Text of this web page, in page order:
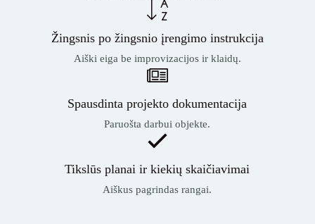
Žingsnis po žingsnio įrengimo instrukcija
Aiški eiga be improvizacijos ir klaidų.
Spausdinta projekto dokumentacija
Paruošta darbui objekte.
Tikslūs planai ir kiekių skaičiavimai
Aiškus pagrindas rangai.